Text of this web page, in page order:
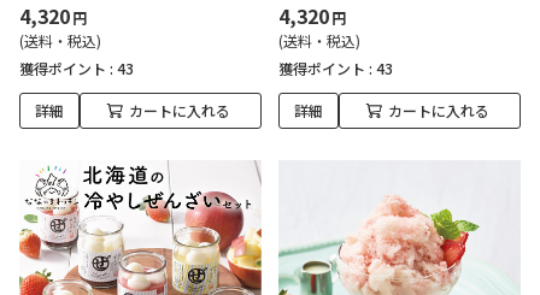
4,320円
(送料・税込)
獲得ポイント : 43
詳細 カートに入れる
4,320円
(送料・税込)
獲得ポイント : 43
詳細 カートに入れる